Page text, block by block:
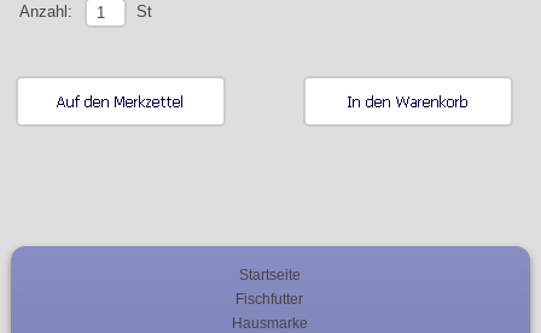
Anzahl: St
Startseite
Fischfutter
Hausmarke